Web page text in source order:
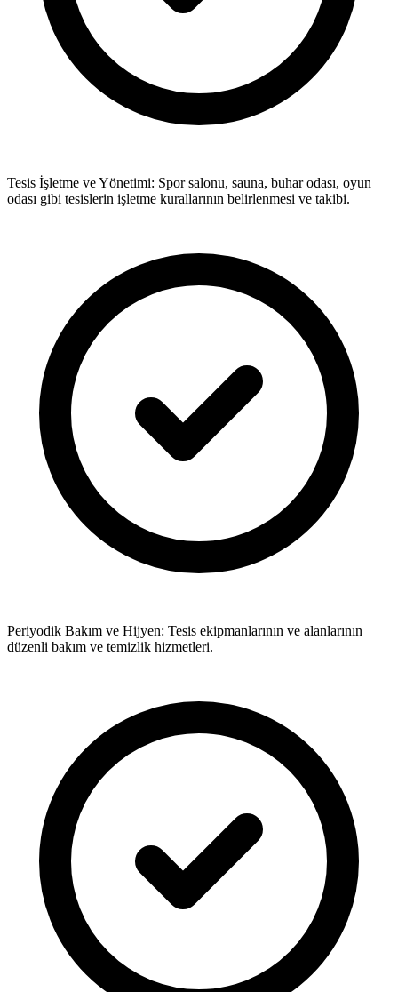
Tesis İşletme ve Yönetimi: Spor salonu, sauna, buhar odası, oyun
odası gibi tesislerin işletme kurallarının belirlenmesi ve takibi.
Periyodik Bakım ve Hijyen: Tesis ekipmanlarının ve alanlarının
düzenli bakım ve temizlik hizmetleri.